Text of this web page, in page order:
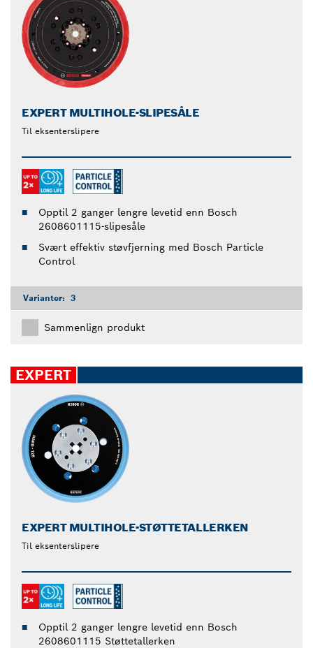
EXPERT MULTIHOLE-SLIPESÅLE
Til eksenterslipere
Opptil 2 ganger lengre levetid enn Bosch
2608601115-slipesåle
Svært effektiv støvfjerning med Bosch Particle
Control
Varianter: 3
Sammenlign produkt
EXPERT
EXPERT MULTIHOLE-STØTTETALLERKEN
Til eksenterslipere
Opptil 2 ganger lengre levetid enn Bosch
2608601115 Støttetallerken